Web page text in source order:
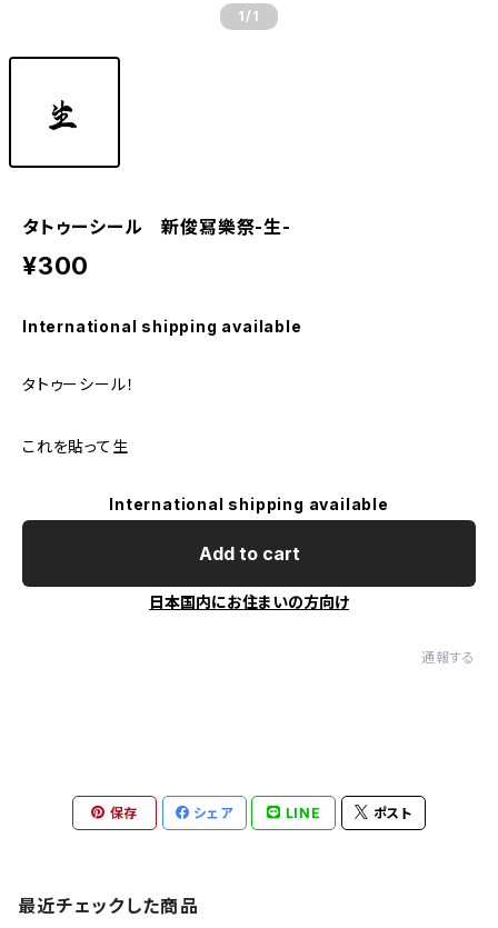
1 /1
タトゥーシール 新俊冩樂祭-生-
¥300
International shipping available
タトゥーシール！
これを貼って生
International shipping available
Add to cart
日本国内にお住まいの方向け
通報する
保存 シェア LINE ポスト
最近チェックした商品